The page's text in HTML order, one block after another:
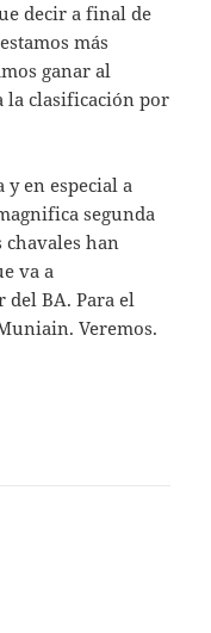
decir a final de
más
ganar al
la clasificación por
en especial a
segunda
han
va a
BA. Para el
Veremos.